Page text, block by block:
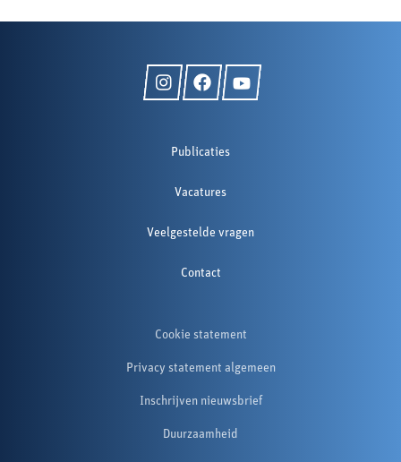
Publicaties
Vacatures
Veelgestelde vragen
Contact
Cookie statement
Privacy statement algemeen
Inschrijven nieuwsbrief
Duurzaamheid